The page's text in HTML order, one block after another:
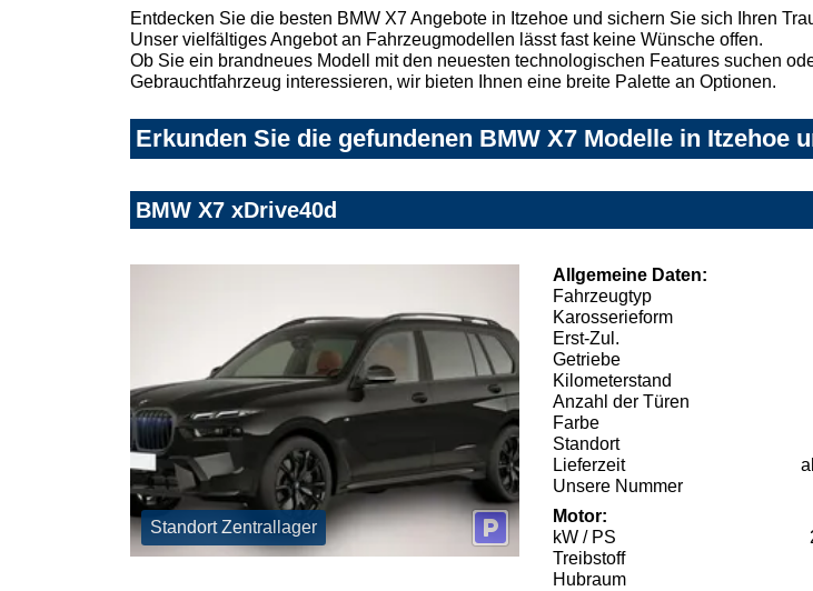
Entdecken Sie die besten BMW X7 Angebote in Itzehoe und sichern Sie sich Ihren
Unser vielfältiges Angebot an Fahrzeugmodellen lässt fast keine Wünsche offen.
Ob Sie ein brandneues Modell mit den neuesten technologischen Features suchen
Gebrauchtfahrzeug interessieren, wir bieten Ihnen eine breite Palette an Optionen.
Erkunden Sie die gefundenen BMW X7 Modelle in Itzehoe
BMW X7 xDrive40d
Standort Zentrallager
Allgemeine Daten:
Fahrzeugtyp
Karosserieform
Erst-Zul.
Getriebe
Kilometerstand
Anzahl der Türen
Farbe
Standort
Lieferzeit
Unsere Nummer
Motor:
kW / PS
Treibstoff
Hubraum